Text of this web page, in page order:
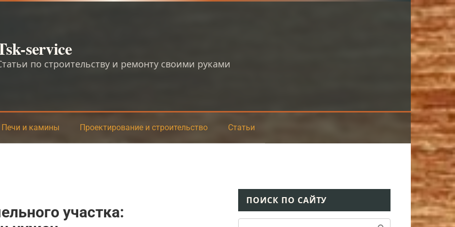
service
по строительству и ремонту своими руками
Печи и камины Проектирование и строительство Статьи
участка:
ПОИСК ПО САЙТУ